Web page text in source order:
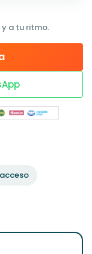
a tu ritmo.